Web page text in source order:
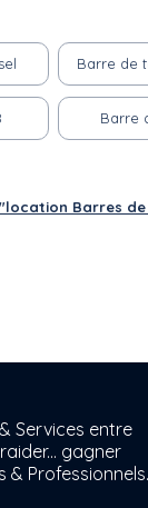
Barre de
Barre
"location Barres
Services entre
gagner
& Professionnels.